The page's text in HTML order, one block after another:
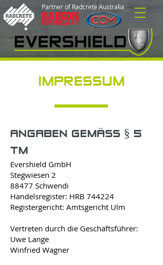
Partner of Radcrete Australia
IMPRESSUM
ANGABEN GEMÄSS § 5
TM
Evershield GmbH
Stegwiesen 2
88477 Schwendi
Handelsregister: HRB 744224
Registergericht: Amtsgericht Ulm
Vertreten durch die Geschäftsführer:
Uwe Lange
Winfried Wagner